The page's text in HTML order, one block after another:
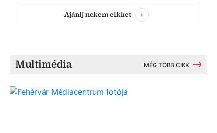
Ajánlj nekem cikket
Multimédia MÉG TÖBB CIKK